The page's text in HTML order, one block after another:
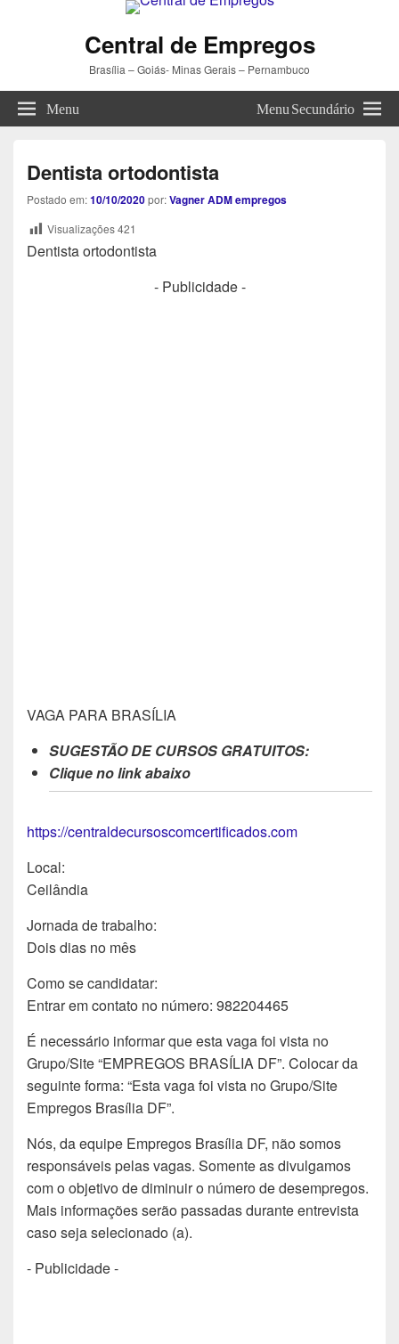
Central de Empregos
Brasília – Goiás- Minas Gerais – Pernambuco
Menu Menu Secundário
Dentista ortodontista
Postado em:10/10/2020por:Vagner ADM empregos
Visualizações421
Dentista ortodontista
- Publicidade -
VAGA PARA BRASÍLIA
SUGESTÃO DE CURSOS GRATUITOS:
Clique no link abaixo
https://centraldecursoscomcertificados.com
Local:
Ceilândia
Jornada de trabalho:
Dois dias no mês
Como se candidatar:
Entrar em contato no número: 982204465
É necessário informar que esta vaga foi vista no
Grupo/Site “EMPREGOS BRASÍLIA DF”. Colocar da
seguinte forma: “Esta vaga foi vista no Grupo/Site
Empregos Brasília DF”.
Nós, da equipe Empregos Brasília DF, não somos
responsáveis pelas vagas. Somente as divulgamos
com o objetivo de diminuir o número de desempregos.
Mais informações serão passadas durante entrevista
caso seja selecionado (a).
- Publicidade -